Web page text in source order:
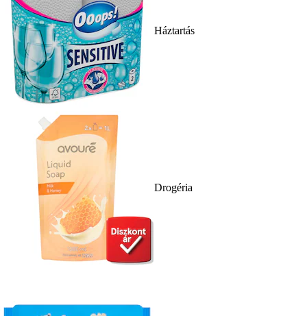
Háztartás
Drogéria